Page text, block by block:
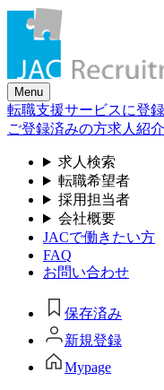
Skip
content
Menu
転職支援サービスに登
ご登録済みの方求人紹
求人検索
転職希望者
採用担当者
会社概要
JACで働きたい方
FAQ
お問い合わせ
保存済み
新規登録
Mypage